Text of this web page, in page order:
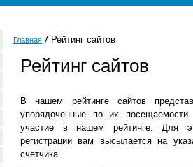
Главная Рейтинг сайтов
Рейтинг сайтов
В нашем рейтинге сайтов
упорядоченные по их
участие в нашем рейтинге. Для
регистрации вам высылается на
счетчика.